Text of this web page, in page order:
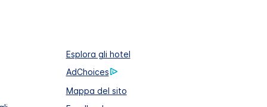
Esplora gli hotel
AdChoices
Mappa del sito